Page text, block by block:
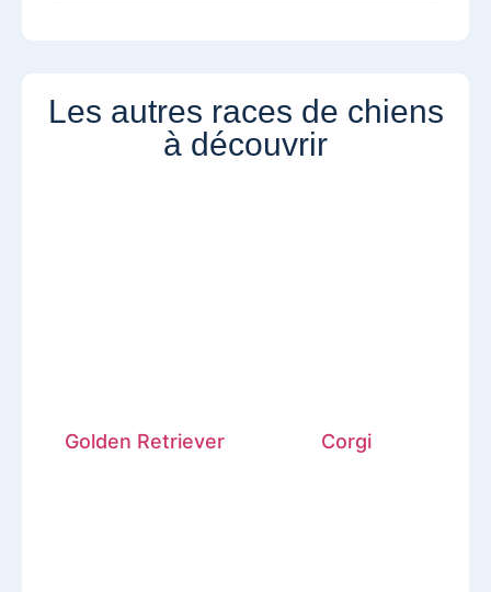
Les autres races de chiens
à découvrir
Golden Retriever Corgi